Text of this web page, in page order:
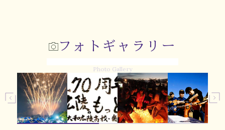
フォトギャラリー
Photo Gallery